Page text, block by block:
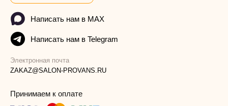
Написать нам в MAX
Написать нам в Telegram
Электронная почта
ZAKAZ@SALON-PROVANS.RU
Принимаем к оплате